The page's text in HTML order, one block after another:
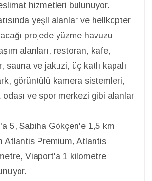
hizmetleri bulunuyor.
yeşil alanlar ve helikopter
projede yüzme havuzu,
alanları, restoran, kafe,
sauna ve jakuzi, üç katlı kapalı
görüntülü kamera sistemleri,
odası ve spor merkezi gibi alanlar
5, Sabiha Gökçen'e 1,5 km
Atlantis Premium, Atlantis
Viaport'a 1 kilometre